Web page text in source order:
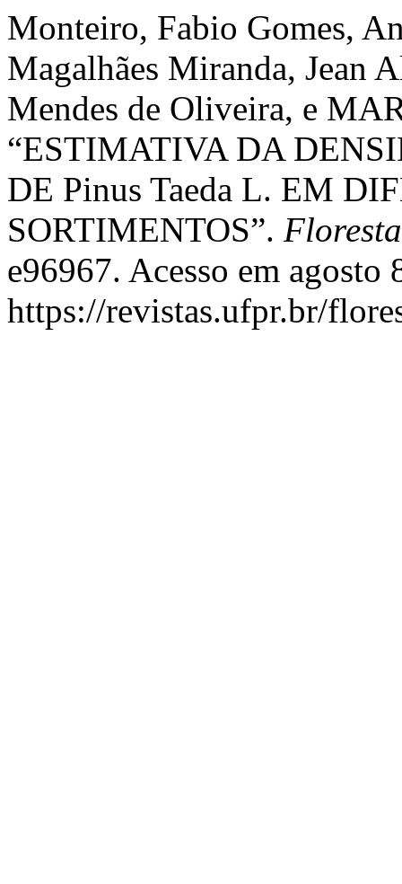
Monteiro, Fabio Gomes,
Magalhães Miranda, Jean
Mendes de Oliveira, e
“ESTIMATIVA DA
DE Pinus Taeda L. EM
SORTIMENTOS”. Floresta
e96967. Acesso em agosto
https://revistas.ufpr.br/